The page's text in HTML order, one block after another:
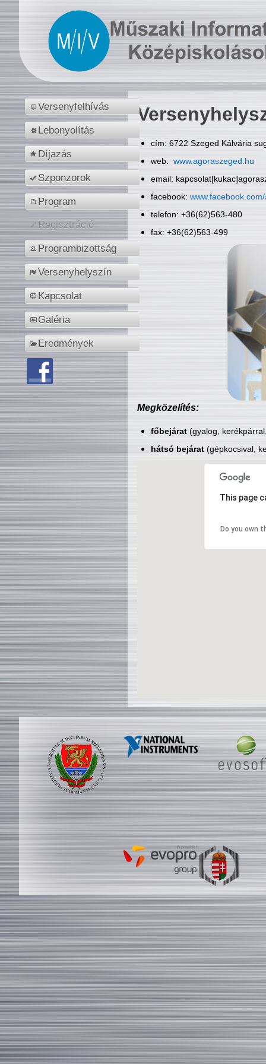
Versenyfelhívás
Lebonyolítás
Díjazás
Szponzorok
Program
Regisztráció
Programbizottság
Versenyhelyszín
Kapcsolat
Galéria
Eredmények
cím: 6722 Szeged Kálvária
web: www.agoraszeged.hu
email:
facebook:
telefon: +36(62)563-480
fax: +36(62)563-499
Megközelítés:
főbejárat(gyalog,
hátsó bejárat(gépkocsival,
This page
Do you own